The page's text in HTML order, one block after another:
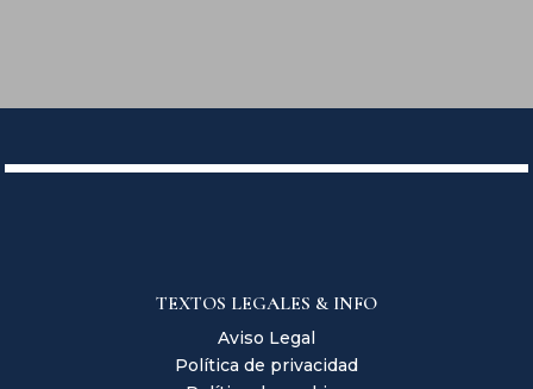
TEXTOS LEGALES & INFO
Aviso Legal
Política de privacidad